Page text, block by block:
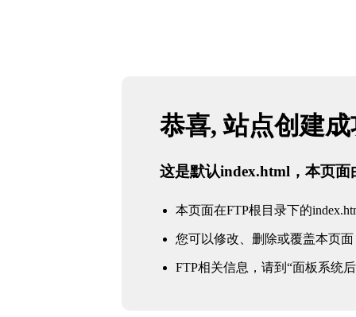
恭喜, 站点创建
这是默认index.html，本页面
本页面在FTP根目录下的
您可以修改、删除或覆盖本页面
FTP相关信息，请到“面板系统